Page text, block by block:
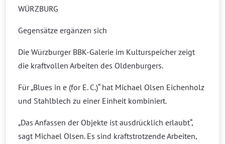
WÜRZBURG
Gegensätze ergänzen sich
Die Würzburger BBK-Galerie im Kulturspeicher zeigt
die kraftvollen Arbeiten des Oldenburgers.
Für „Blues in e (for E. C.)“ hat Michael Olsen Eichenholz
und Stahlblech zu einer Einheit kombiniert.
„Das Anfassen der Objekte ist ausdrücklich erlaubt“,
sagt Michael Olsen. Es sind kraftstrotzende Arbeiten,